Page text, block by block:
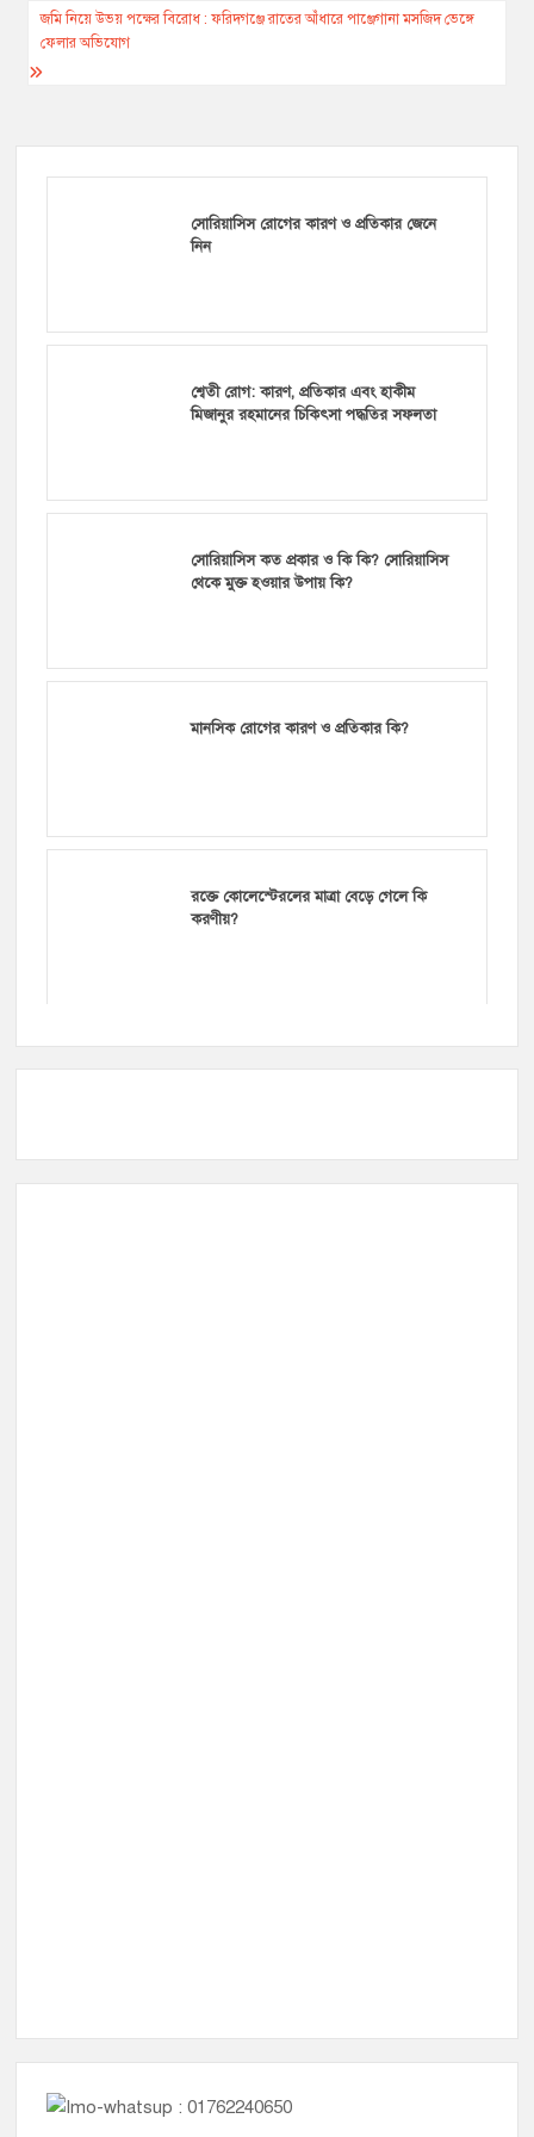
navigation
জমি নিয়ে উভয় পক্ষের বিরোধ : ফরিদগঞ্জে রাতের আঁধারে পাঞ্জেগানা মসজিদ ভেঙ্গে
ফেলার অভিযোগ
সোরিয়াসিস রোগের কারণ ও প্রতিকার জেনে
নিন
শ্বেতী রোগ: কারণ, প্রতিকার এবং হাকীম
মিজানুর রহমানের চিকিৎসা পদ্ধতির সফলতা
সোরিয়াসিস কত প্রকার ও কি কি? সোরিয়াসিস
থেকে মুক্ত হওয়ার উপায় কি?
মানসিক রোগের কারণ ও প্রতিকার কি?
রক্তে কোলেস্টেরলের মাত্রা বেড়ে গেলে কি
করণীয়?